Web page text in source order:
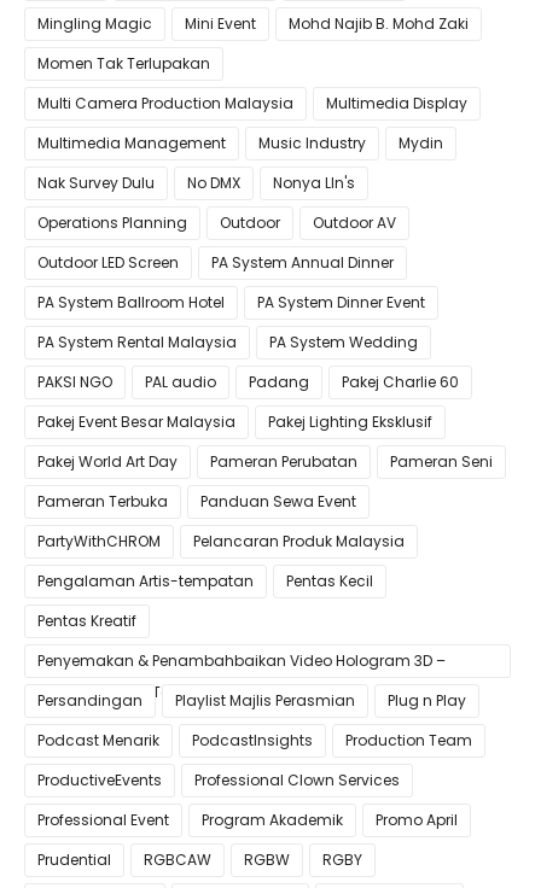
Mingling Magic
Mini Event
Mohd Najib B. Mohd Zaki
Momen Tak Terlupakan
Multi Camera Production Malaysia
Multimedia Display
Multimedia Management
Music Industry
Mydin
Nak Survey Dulu
No DMX
Nonya LIn's
Operations Planning
Outdoor
Outdoor AV
Outdoor LED Screen
PA System Annual Dinner
PA System Ballroom Hotel
PA System Dinner Event
PA System Rental Malaysia
PA System Wedding
PAKSI NGO
PAL audio Padang
Pakej Charlie 60
Pakej Event Besar Malaysia
Pakej Lighting Eksklusif
Pakej World Art Day
Pameran Perubatan
Pameran Seni
Pameran Terbuka
Panduan Sewa Event
PartyWithCHROM
Pelancaran Produk Malaysia
Pengalaman Artis-tempatan
Pentas Kecil
Pentas Kreatif
Penyemakan & Penambahbaikan Video Hologram 3D –
Pastikan Kualiti Terbaik untuk Gimik Anda!
Persandingan Playlist Majlis Perasmian
Plug n Play
Podcast Menarik
PodcastInsights
Production Team
ProductiveEvents
Professional Clown Services
Professional Event
Program Akademik
Promo April
Prudential
RGBCAW RGBW
RGBY